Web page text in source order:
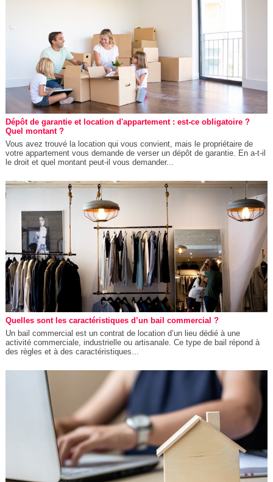
Dépôt de garantie et location d'appartement : est-ce obligatoire ?
Quel montant ?
Vous avez trouvé la location qui vous convient, mais le propriétaire de
votre appartement vous demande de verser un dépôt de garantie. En a-t-il
le droit et quel montant peut-il vous demander...
Quelles sont les caractéristiques d’un bail commercial ?
Un bail commercial est un contrat de location d’un lieu dédié à une
activité commerciale, industrielle ou artisanale. Ce type de bail répond à
des règles et à des caractéristiques...